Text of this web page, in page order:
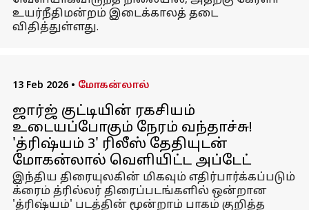
உயர்நீதிமன்றம் இடைக்காலத் தடை
விதித்துள்ளது.
13 Feb 2026 • மோகன்லால்
ஜார்ஜ் குட்டியின் ரகசியம்
உடையப்போகும் நேரம் வந்தாச்சு!
'த்ரிஷ்யம் 3' ரிலீஸ் தேதியுடன்
மோகன்லால் வெளியிட்ட அப்டேட்
இந்திய திரையுலகின் மிகவும் எதிர்பார்க்கப்படும்
க்ரைம் த்ரில்லர் திரைப்படங்களில் ஒன்றான
'த்ரிஷ்யம்' படத்தின் மூன்றாம் பாகம் குறித்த